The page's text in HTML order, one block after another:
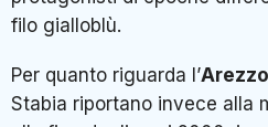
filo gialloblù.
Per quanto riguarda l’Arezzo
Stabia riportano invece alla